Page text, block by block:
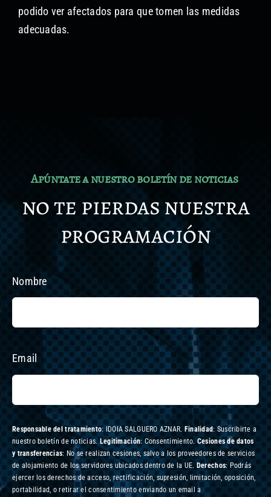
podido ver afectados para que tomen las medidas
adecuadas.
Apúntate a nuestro boletín de noticias
no te pierdas nuestra
programación
Nombre
Email
Responsable del tratamiento: IDOIA SALGUERO AZNAR. Finalidad: Suscribirte a
nuestro boletín de noticias.Legitimación: Consentimiento.Cesiones de datos
y transferencias: No se realizan cesiones, salvo a los proveedores de servicios
de alojamiento de los servidores ubicados dentro de la UE.Derechos: Podrás
ejercer los derechos de acceso, rectificación, supresión, limitación, oposición,
portabilidad, o retirar el consentimiento enviando un email a